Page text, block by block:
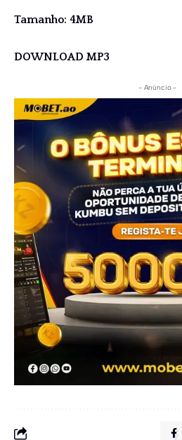
Tamanho: 4MB
DOWNLOAD MP3
- Anúncio -